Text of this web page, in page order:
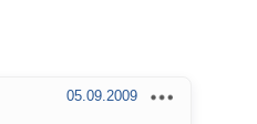
05.09.2009